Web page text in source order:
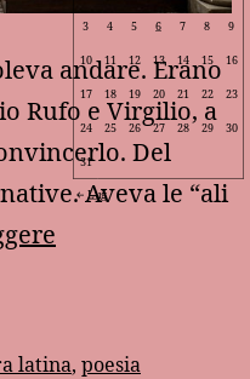
andare. Erano
Rufo e Virgilio, a
Del
Aveva le “ali
Orazio
latina, poesia
3 4 5 6 7 8 9
10 11 12 13 14 15 16
17 18 19 20 21 22 23
24 25 26 27 28 29 30
31
Lug